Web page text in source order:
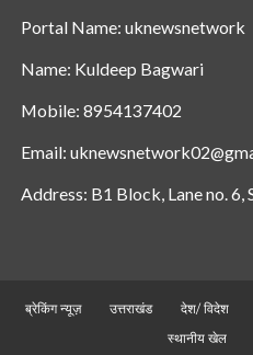
Portal Name: uknewsnetwork
Name: Kuldeep Bagwari
Mobile: 8954137402
Email:
Address: B1 Block, Lane no.
ब्रेकिंग न्यूज़ उत्तराखंड देश/ विदेश
स्थानीय खेल